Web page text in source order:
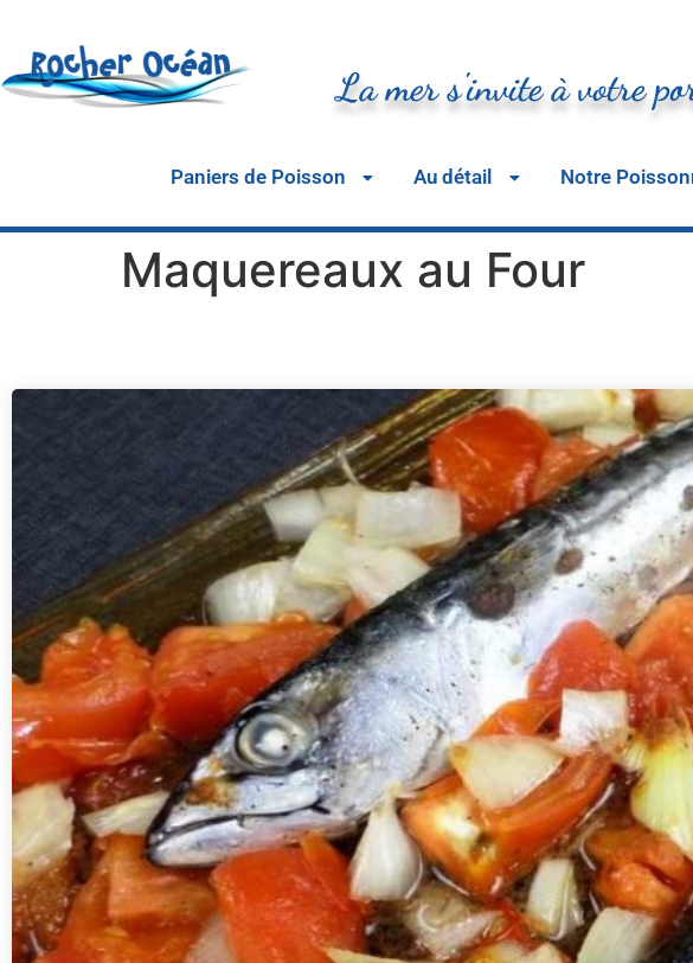
La mer s'invite à votre
Paniers de Poisson Au détail Notre
Maquereaux au Four